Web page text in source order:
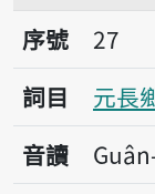
序號27元長鄉
序號
27
詞目
元長
音讀